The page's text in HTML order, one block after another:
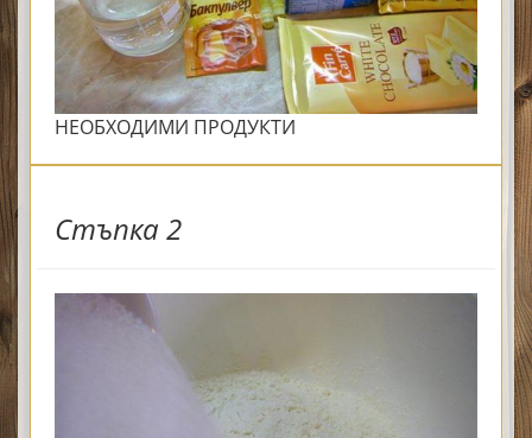
НЕОБХОДИМИ ПРОДУКТИ
Стъпка 2